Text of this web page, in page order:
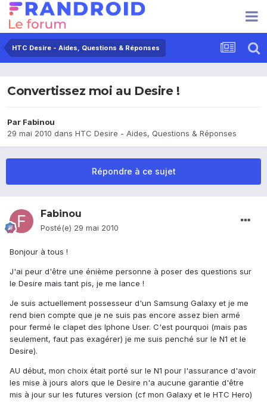
HTC Desire - Aides, Questions & Réponses
Convertissez moi au Desire !
Par Fabinou
29 mai 2010 dans HTC Desire - Aides, Questions & Réponses
Répondre à ce sujet
Fabinou
Posté(e) 29 mai 2010
Bonjour à tous !
J'ai peur d'être une énième personne à poser des questions sur
le Desire mais tant pis, je me lance !
Je suis actuellement possesseur d'un Samsung Galaxy et je me
rend bien compte que je ne suis pas encore assez bien armé
pour fermé le clapet des Iphone User. C'est pourquoi (mais pas
seulement, faut pas exagérer) je me suis penché sur le N1 et le
Desire).
AU début, mon choix était porté sur le N1 pour l'assurance d'avoir
les mise à jours alors que le Desire n'a aucune garantie d'être
mis à jour sur les futures version (cf mon Galaxy et le HTC Hero)